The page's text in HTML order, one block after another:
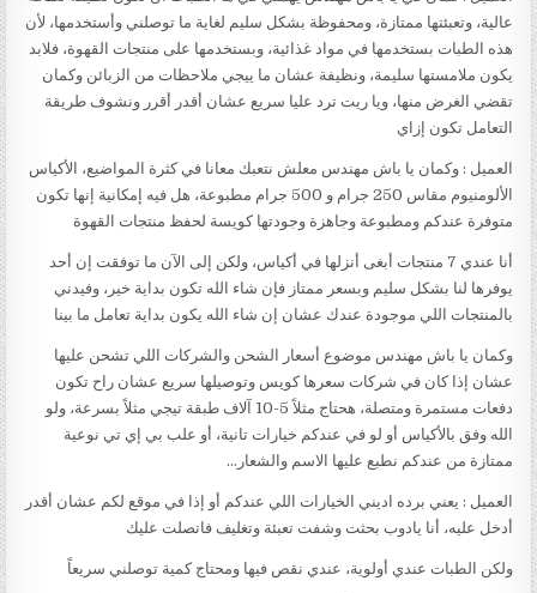
عالية، وتعبئتها ممتازة، ومحفوظة بشكل سليم لغاية ما توصلني وأستخدمها، لأن
هذه الطبات بستخدمها في مواد غذائية، وبستخدمها على منتجات القهوة، فلابد
يكون ملامستها سليمة، ونظيفة عشان ما ييجي ملاحظات من الزبائن وكمان
تقضي الغرض منها، ويا ريت ترد عليا سريع عشان أقدر أقرر ونشوف طريقة
التعامل تكون إزاي
العميل : وكمان يا باش مهندس معلش نتعبك معانا في كثرة المواضيع، الأكياس
الألومنيوم مقاس 250 جرام و 500 جرام مطبوعة، هل فيه إمكانية إنها تكون
متوفرة عندكم ومطبوعة وجاهزة وجودتها كويسة لحفظ منتجات القهوة
أنا عندي 7 منتجات أبغى أنزلها في أكياس، ولكن إلى الآن ما توفقت إن أحد
يوفرها لنا بشكل سليم وبسعر ممتاز فإن شاء الله تكون بداية خير، وفيدني
بالمنتجات اللي موجودة عندك عشان إن شاء الله يكون بداية تعامل ما بينا
وكمان يا باش مهندس موضوع أسعار الشحن والشركات اللي تشحن عليها
عشان إذا كان في شركات سعرها كويس وتوصيلها سريع عشان راح تكون
دفعات مستمرة ومتصلة، هحتاج مثلاً 5-10 آلاف طبقة تيجي مثلاً بسرعة، ولو
الله وفق بالأكياس أو لو في عندكم خيارات تانية، أو علب بي إي تي نوعية
ممتازة من عندكم نطبع عليها الاسم والشعار…
العميل : يعني برده اديني الخيارات اللي عندكم أو إذا في موقع لكم عشان أقدر
أدخل عليه، أنا يادوب بحثت وشفت تعبئة وتغليف فاتصلت عليك
ولكن الطبات عندي أولوية، عندي نقص فيها ومحتاج كمية توصلني سريعاً